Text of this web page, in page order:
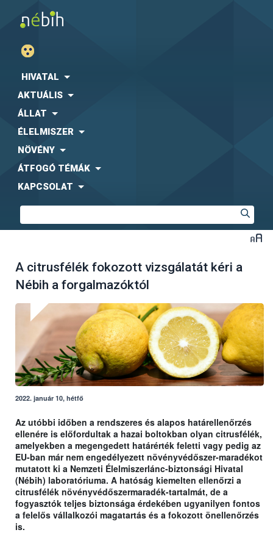
HIVATAL
AKTUÁLIS
ÁLLAT
ÉLELMISZER
NÖVÉNY
ÁTFOGÓ TÉMÁK
KAPCSOLAT
A citrusfélék fokozott vizsgálatát kéri a
Nébih a forgalmazóktól
2022. január 10, hétfő
Az utóbbi időben a rendszeres és alapos határellenőrzés
ellenére is előfordultak a hazai boltokban olyan citrusfélék,
amelyekben a megengedett határérték feletti vagy pedig az
EU-ban már nem engedélyezett növényvédőszer-maradékot
mutatott ki a Nemzeti Élelmiszerlánc-biztonsági Hivatal
(Nébih) laboratóriuma. A hatóság kiemelten ellenőrzi a
citrusfélék növényvédőszermaradék-tartalmát, de a
fogyasztók teljes biztonsága érdekében ugyanilyen fontos
a felelős vállalkozói magatartás és a fokozott önellenőrzés
is.